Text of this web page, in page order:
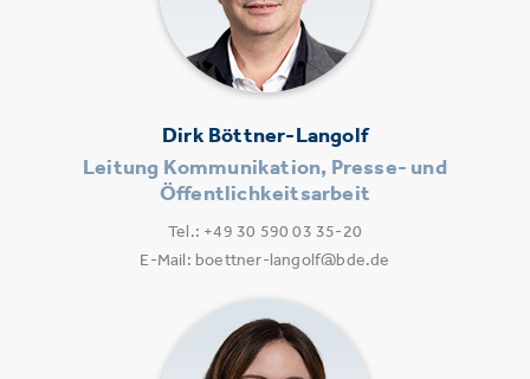
Dirk Böttner-Langolf
Leitung Kommunikation, Presse- und
Öffentlichkeitsarbeit
Tel.: +49 30 590 03 35-20
E-Mail: boettner-langolf@bde.de